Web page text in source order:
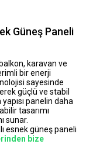
Güneş Paneli
karavan ve
bir enerji
sayesinde
güçlü ve stabil
panelin daha
tasarımı
sunar.
esnek güneş paneli
bize